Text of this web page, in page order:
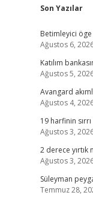
Son Yazılar
Betimleyici
Ağustos 6,
Katılım
Ağustos 5,
Avangard
Ağustos 4,
19 harfinin
Ağustos 3,
2 derece yırtık
Ağustos 3,
Süleyman
Temmuz 28,